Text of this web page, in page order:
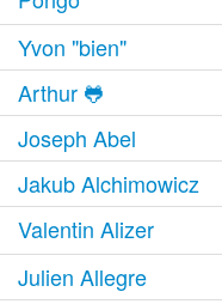
Yvon "bien"
Arthur 🐸
Joseph Abel
Jakub Alchimowicz
Valentin Alizer
Julien Allegre